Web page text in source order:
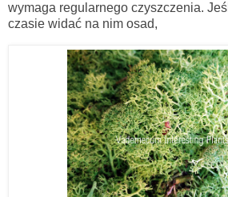
wymaga regularnego czyszczenia.
czasie widać na nim osad,